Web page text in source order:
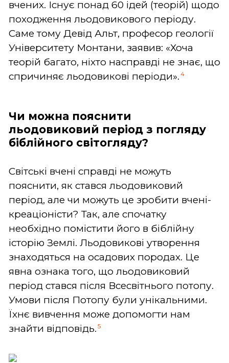
вчених. Існує понад 60 ідей (теорій) щодо
походження льодовикового періоду.
Саме тому Девід Альт, професор геології
Університету Монтани, заявив: «Хоча
теорій багато, ніхто насправді не знає, що
спричиняє льодовикові періоди». 4
Чи можна пояснити
льодовиковий період з погляду
біблійного світогляду?
Світські вчені справді не можуть
пояснити, як стався льодовиковий
період, але чи можуть це зробити вчені-
креаціоністи? Так, але спочатку
необхідно помістити його в біблійну
історію Землі. Льодовикові утворення
знаходяться на осадових породах. Це
явна ознака того, що льодовиковий
період стався після Всесвітнього потопу.
Умови після Потопу були унікальними.
Їхнє вивчення може допомогти нам
знайти відповідь. 5